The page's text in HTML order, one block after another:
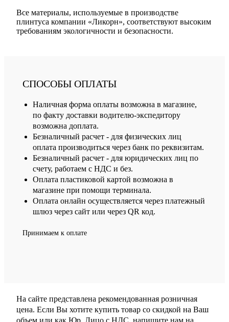
Все материалы, используемые в производстве
плинтуса компании «Ликорн», соответствуют высоким
требованиям экологичности и безопасности.
СПОСОБЫ ОПЛАТЫ
Наличная форма оплаты возможна в магазине,
по факту доставки водителю-экспедитору
возможна доплата.
Безналичный расчет - для физических лиц
оплата производиться через банк по реквизитам.
Безналичный расчет - для юридических лиц по
счету, работаем с НДС и без.
Оплата пластиковой картой возможна в
магазине при помощи терминала.
Оплата онлайн осуществляется через платежный
шлюз через сайт или через QR код.
Принимаем к оплате
На сайте представлена рекомендованная розничная
цена. Если Вы хотите купить товар со скидкой на Ваш
объем или как Юр. Лицо с НДС, напишите нам на